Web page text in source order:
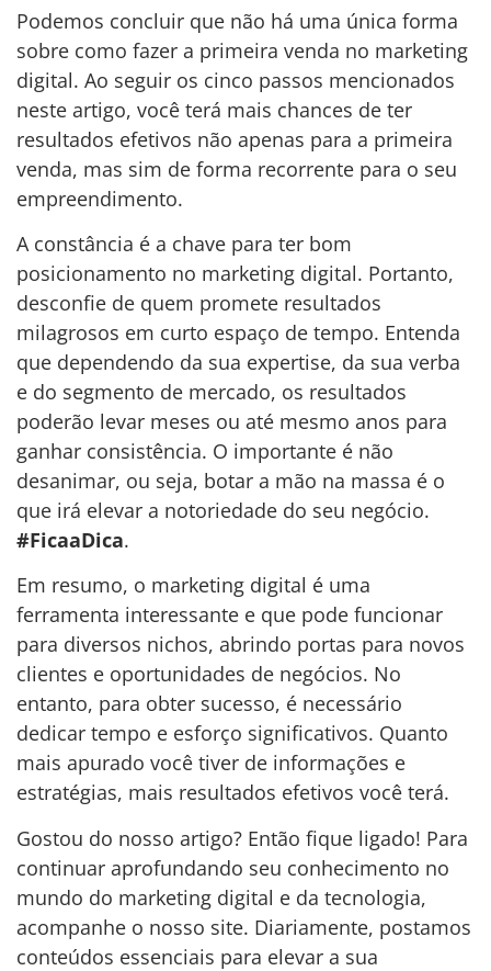
Podemos concluir que não há uma única forma
sobre como fazer a primeira venda no marketing
digital. Ao seguir os cinco passos mencionados
neste artigo, você terá mais chances de ter
resultados efetivos não apenas para a primeira
venda, mas sim de forma recorrente para o seu
empreendimento.
A constância é a chave para ter bom
posicionamento no marketing digital. Portanto,
desconfie de quem promete resultados
milagrosos em curto espaço de tempo. Entenda
que dependendo da sua expertise, da sua verba
e do segmento de mercado, os resultados
poderão levar meses ou até mesmo anos para
ganhar consistência. O importante é não
desanimar, ou seja, botar a mão na massa é o
que irá elevar a notoriedade do seu negócio.
#FicaaDica.
Em resumo, o marketing digital é uma
ferramenta interessante e que pode funcionar
para diversos nichos, abrindo portas para novos
clientes e oportunidades de negócios. No
entanto, para obter sucesso, é necessário
dedicar tempo e esforço significativos. Quanto
mais apurado você tiver de informações e
estratégias, mais resultados efetivos você terá.
Gostou do nosso artigo? Então fique ligado! Para
continuar aprofundando seu conhecimento no
mundo do marketing digital e da tecnologia,
acompanhe o nosso site. Diariamente, postamos
conteúdos essenciais para elevar a sua